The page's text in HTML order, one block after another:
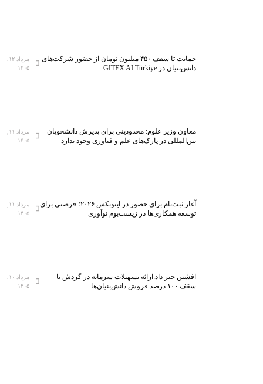
حمایت تا سقف ۴۵۰ میلیون تومان از حضور شرکت‌های
دانش‌بنیان در GITEX AI Türkiye
۱۴۰۵
معاون وزیر علوم: محدودیتی برای پذیرش دانشجویان
بین‌المللی در پارک‌های علم و فناوری وجود ندارد
۱۴۰۵
آغاز ثبت‌نام برای حضور در اینوتکس ۲۰۲۶؛ فرصتی برای
توسعه همکاری‌ها در زیست‌بوم نوآوری
۱۴۰۵
افشین خبر داد:ارائه تسهیلات سرمایه در گردش تا
سقف ۱۰۰ درصد فروش دانش‌بنیان‌ها
۱۴۰۵